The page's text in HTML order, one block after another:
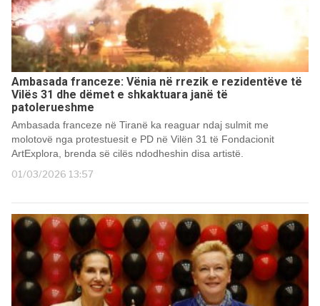
Ambasada franceze: Vënia në rrezik e rezidentëve të
Vilës 31 dhe dëmet e shkaktuara janë të
patolerueshme
Ambasada franceze në Tiranë ka reaguar ndaj sulmit me
molotovë nga protestuesit e PD në Vilën 31 të Fondacionit
ArtExplora, brenda së cilës ndodheshin disa artistë.
01/03/2026 13:57